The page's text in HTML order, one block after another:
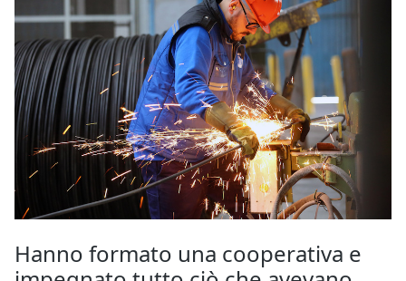
Hanno formato una cooperativa e